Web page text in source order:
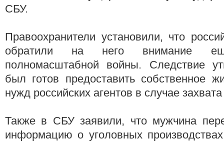
СБУ.
Правоохранители установили, что
обратили на него внимание
полномасштабной войны. Следствие
был готов предоставить собственное
нужд российских агентов в случае
Также в СБУ заявили, что мужчина
информацию о уголовных производствах